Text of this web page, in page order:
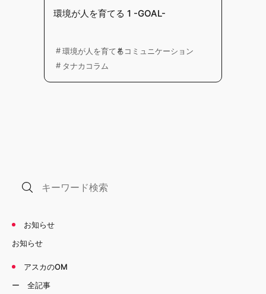
環境が人を育てる 1 -GOAL-
環境が人を育てるコミュニケーション
タナカコラム
お知らせ
お知らせ
アスカのOM
全記事